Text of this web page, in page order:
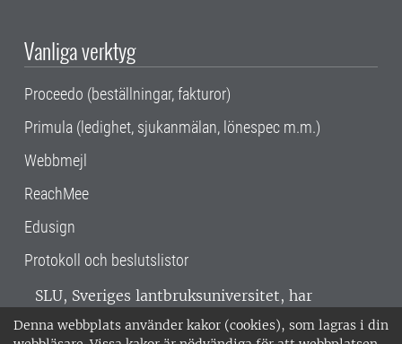
Denna webbplats använder kakor (cookies), som lagras i din
Vanliga verktyg
Proceedo (beställningar, fakturor)
Primula (ledighet, sjukanmälan, lönespec m.m.)
Webbmejl
ReachMee
Edusign
Protokoll och beslutslistor
SLU, Sveriges lantbruksuniversitet, har
verksamhet över hela Sverige. Huvudorter är
Alnarp, Uppsala och Umeå.SLU är